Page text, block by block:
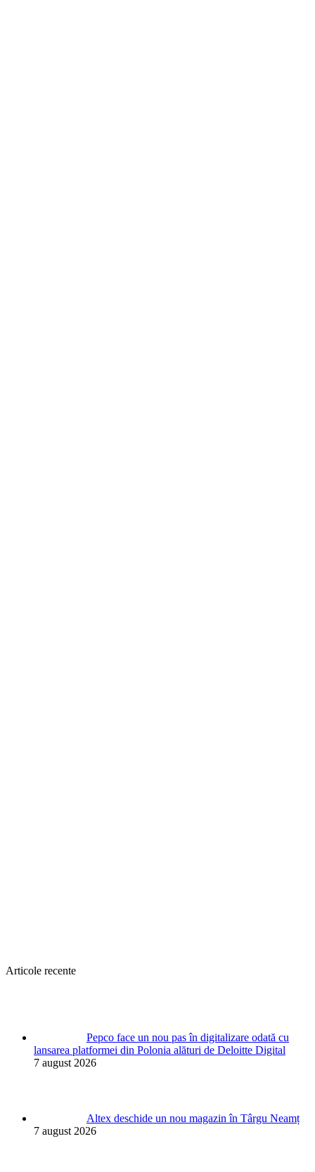
Articole recente
Pepco face un nou pas în digitalizare odată cu
lansarea platformei din Polonia alături de Deloitte Digital
7 august 2026
Altex deschide un nou magazin în Târgu Neamț
7 august 2026